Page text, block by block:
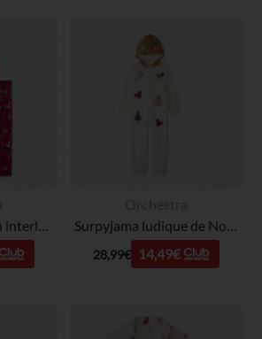
Set pyjama long en interlock imprimé Noël garçon Surpyjama ludique de Noël en sherpa fille
28,99€ 14,49€